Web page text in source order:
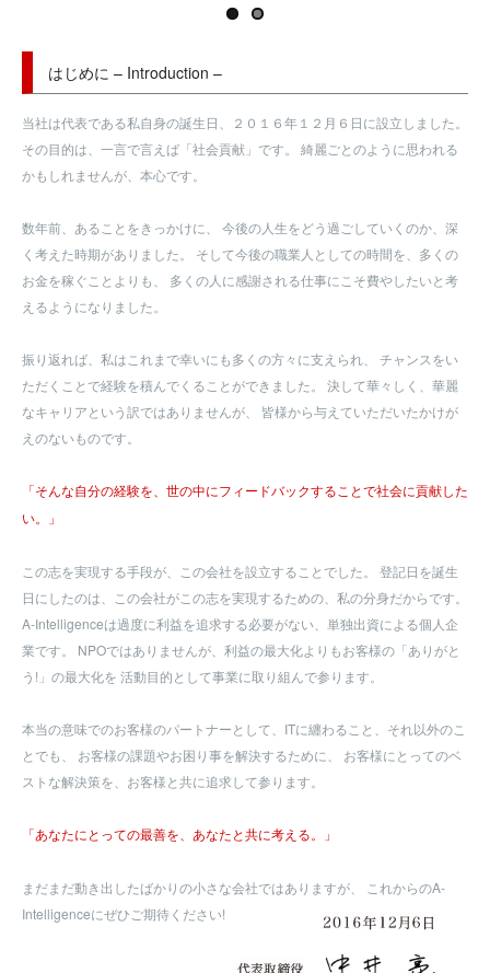
はじめに – Introduction –
当社は代表である私自身の誕生日、２０１６年１２月６日に設立しました。
その目的は、一言で言えば「社会貢献」です。
綺麗ごとのように思われる
かもしれませんが、本心です。
数年前、あることをきっかけに、
今後の人生をどう過ごしていくのか、深
く考えた時期がありました。
そして今後の職業人としての時間を、多くの
お金を稼ぐことよりも、
多くの人に感謝される仕事にこそ費やしたいと考
えるようになりました。
振り返れば、私はこれまで幸いにも多くの方々に支えられ、
チャンスをい
ただくことで経験を積んでくることができました。
決して華々しく、華麗
なキャリアという訳ではありませんが、
皆様から与えていただいたかけが
えのないものです。
「そんな自分の経験を、世の中にフィードバックすることで社会に貢献した
い。」
この志を実現する手段が、この会社を設立することでした。
登記日を誕生
日にしたのは、この会社がこの志を実現するための、私の分身だからです。
A-Intelligenceは過度に利益を追求する必要がない、単独出資による個人企
業です。
NPOではありませんが、利益の最大化よりもお客様の「ありがと
う!」の最大化を 活動目的として事業に取り組んで参ります。
本当の意味でのお客様のパートナーとして、ITに纏わること、それ以外のこ
とでも、
お客様の課題やお困り事を解決するために、
お客様にとってのベ
ストな解決策を、お客様と共に追求して参ります。
「あなたにとっての最善を、あなたと共に考える。」
まだまだ動き出したばかりの小さな会社ではありますが、
これからのA-
Intelligenceにぜひご期待ください!